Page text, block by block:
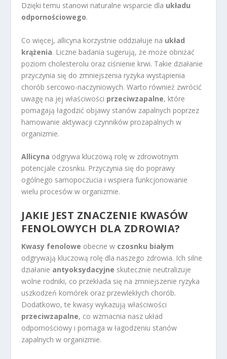
Dzięki temu stanowi naturalne wsparcie dla układu
odpornościowego.
Co więcej, allicyna korzystnie oddziałuje na układ
krążenia. Liczne badania sugerują, że może obniżać
poziom cholesterolu oraz ciśnienie krwi. Takie działanie
przyczynia się do zmniejszenia ryzyka wystąpienia
chorób sercowo-naczyniowych. Warto również zwrócić
uwagę na jej właściwości przeciwzapalne, które
pomagają łagodzić objawy stanów zapalnych poprzez
hamowanie aktywacji czynników prozapalnych w
organizmie.
Allicyna odgrywa kluczową rolę w zdrowotnym
potencjale czosnku. Przyczynia się do poprawy
ogólnego samopoczucia i wspiera funkcjonowanie
wielu procesów w organizmie.
JAKIE JEST ZNACZENIE KWASÓW
FENOLOWYCH DLA ZDROWIA?
Kwasy fenolowe obecne w czosnku białym
odgrywają kluczową rolę dla naszego zdrowia. Ich silne
działanie antyoksydacyjne skutecznie neutralizuje
wolne rodniki, co przekłada się na zmniejszenie ryzyka
uszkodzeń komórek oraz przewlekłych chorób.
Dodatkowo, te kwasy wykazują właściwości
przeciwzapalne, co wzmacnia nasz układ
odpornościowy i pomaga w łagodzeniu stanów
zapalnych w organizmie.